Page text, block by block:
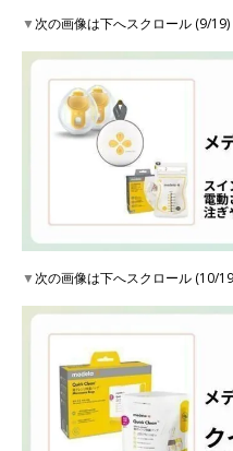
▼次の画像は下へスクロール (9/19)
▼次の画像は下へスクロール (10/